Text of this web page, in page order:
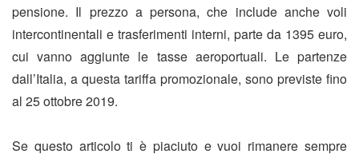
pensione. Il prezzo a persona, che include anche voli
intercontinentali e trasferimenti interni, parte da 1395 euro,
cui vanno aggiunte le tasse aeroportuali. Le partenze
dall’Italia, a questa tariffa promozionale, sono previste fino
al 25 ottobre 2019.
Se questo articolo ti è piaciuto e vuoi rimanere sempre